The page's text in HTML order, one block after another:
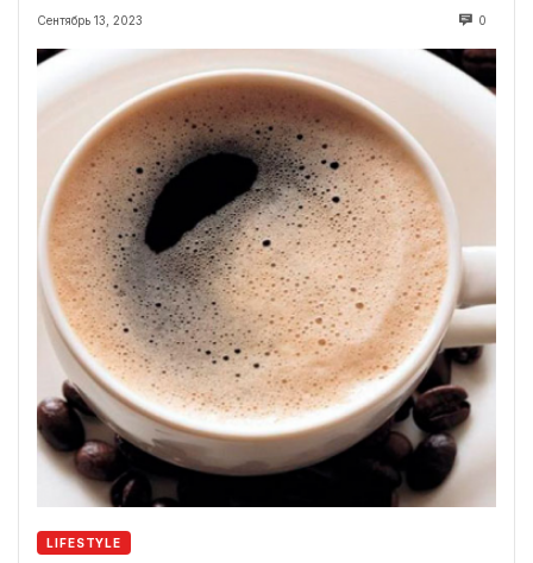
Сентябрь 13, 2023 0
LIFESTYLE